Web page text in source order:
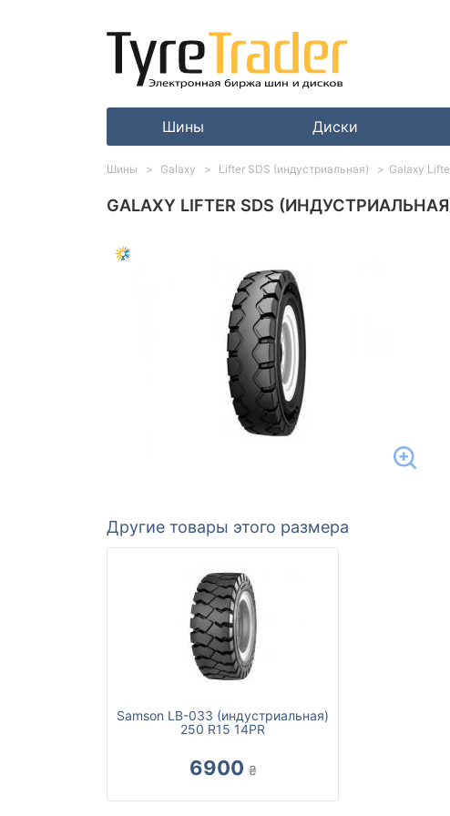
Шины Диски
GALAXY LIFTER SDS
Другие товары этого размера
Samson LB-033 (индустриальная)
250 R15 14PR
6900 ₴
Шины Galaxy Lifter SDS (индустриальная) Galaxy